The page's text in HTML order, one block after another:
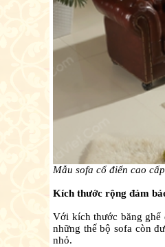
Mẫu sofa cổ điển cao
Kích thước rộng đảm
Với kích thước băng ghế
những thế bộ sofa còn
nhỏ.